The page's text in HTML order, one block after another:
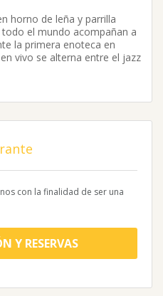
horno de leña y parrilla
el mundo acompañan a
la primera enoteca en
vivo se alterna entre el jazz
con la finalidad de ser una
Y RESERVAS